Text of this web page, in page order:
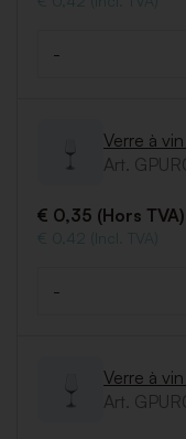
-
Verre à
Art.
€ 0,35 (Hors TVA)
€ 0,42 (Incl. TVA)
-
Verre à
Art.